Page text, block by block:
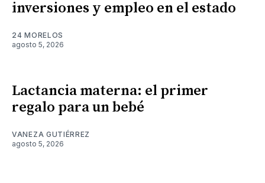
inversiones y empleo en el estado
24 MORELOS
agosto 5, 2026
Lactancia materna: el primer
regalo para un bebé
VANEZA GUTIÉRREZ
agosto 5, 2026